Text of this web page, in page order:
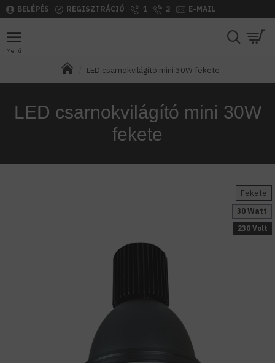
BELÉPÉS REGISZTRÁCIÓ 1 2 E-MAIL
LED csarnokvilágító mini 30W fekete
LED csarnokvilágító mini 30W
fekete
Fekete
30 Watt
230 Volt